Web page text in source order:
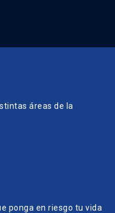
áreas de la
ponga en riesgo tu vida